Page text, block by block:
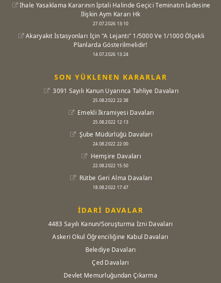
İhale Yasaklama Kararının İptali Halinde Geçici Teminatın İadesine
İlişkin Aym Kararı Hk
27.07.2026 13:10
Akaryakıt İstasyonları İçin "A Lejantı" 1/5000 Ve 1/1000 Ölçekli
Planlarda Gösterilmelidir!
14.07.2026 13:24
SON YÜKLENEN KARARLAR
3091 Sayılı Kanun Uyarınca Tahliye Davaları
25.08.2022 22:38
Emekli İkramiyesi Davaları
25.08.2022 12:13
Şube Müdürlüğü Davaları
24.08.2022 22:00
Hemşire Davaları
22.08.2022 15:50
Rütbe Geri Alma Davaları
18.08.2022 17:47
İDARİ DAVALAR
4483 Sayılı Kanun/Soruşturma İzni Davaları
Askeri Okul Öğrenciliğine Kabul Davaları
Belediye Davaları
Çed Davaları
Devlet Memurluğundan Çıkarma